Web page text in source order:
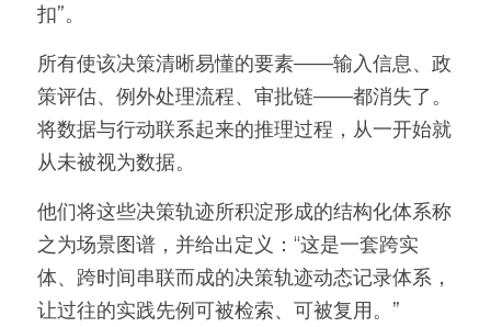
扣”。
所有使该决策清晰易懂的要素——输入信息、政
策评估、例外处理流程、审批链——都消失了。
将数据与行动联系起来的推理过程，从一开始就
从未被视为数据。
他们将这些决策轨迹所积淀形成的结构化体系称
之为场景图谱，并给出定义：“这是一套跨实
体、跨时间串联而成的决策轨迹动态记录体系，
让过往的实践先例可被检索、可被复用。”